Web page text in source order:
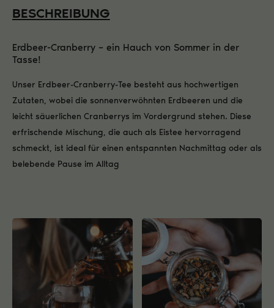
BESCHREIBUNG
Erdbeer-Cranberry – ein Hauch von Sommer in der
Tasse!
Unser Erdbeer-Cranberry-Tee besteht aus hochwertigen
Zutaten, wobei die sonnenverwöhnten Erdbeeren und die
leicht säuerlichen Cranberrys im Vordergrund stehen. Diese
erfrischende Mischung, die auch als Eistee hervorragend
schmeckt, ist ideal für einen entspannten Nachmittag oder als
belebende Pause im Alltag